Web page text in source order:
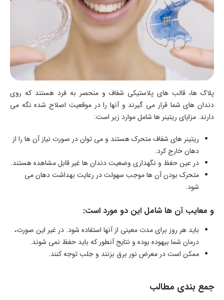
پلاک ها، قالب های پلاستیکی شفاف و منحصر به فرد هستند که روی
دندان های شما قرار می گیرند و آنها را در موقعیت اصلاح شده نگه می
دارند. مزایای ریتینر ها شامل موارد زیر است:
ریتینر های شفاف متحرک هستند و می توان در صورت نیاز آن ها را از
دهان خارج کرد.
در عین حفظ و نگهداری وضعیت دندان ها غیر قابل مشاهده هستند.
متحرک بودن آن ها موجب سهولت در رعایت بهداشت دهان می
شود.
و معایب آن ها شامل این دو مورد است:
باید هر روز برای مدت معینی از آنها استفاده شود. در غیر این صورت،
درمان شما بیهوده بوده و نتایج آنطور که باید حفظ نمی شوند.
ممکن است در معرض نور برق بزنند و جلب توجه کنند.
جمع بندی مطالب